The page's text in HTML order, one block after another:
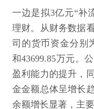
一边是拟3亿元“补
理财。从财务数据
司的货币资金分别
和43699.85万元。
盈利能力的提升，
金金额总体呈增长
余额增长显著，主